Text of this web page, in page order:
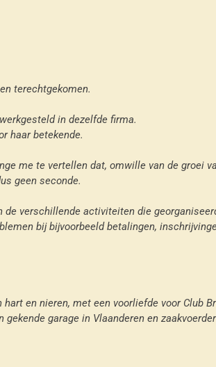
terechtgekomen.
in dezelfde firma.
haar betekende.
me te vertellen dat, omwille van de groei
geen seconde.
verschillende activiteiten die
bij bijvoorbeeld betalingen,
en nieren, met een voorliefde voor Club
garage in Vlaanderen en